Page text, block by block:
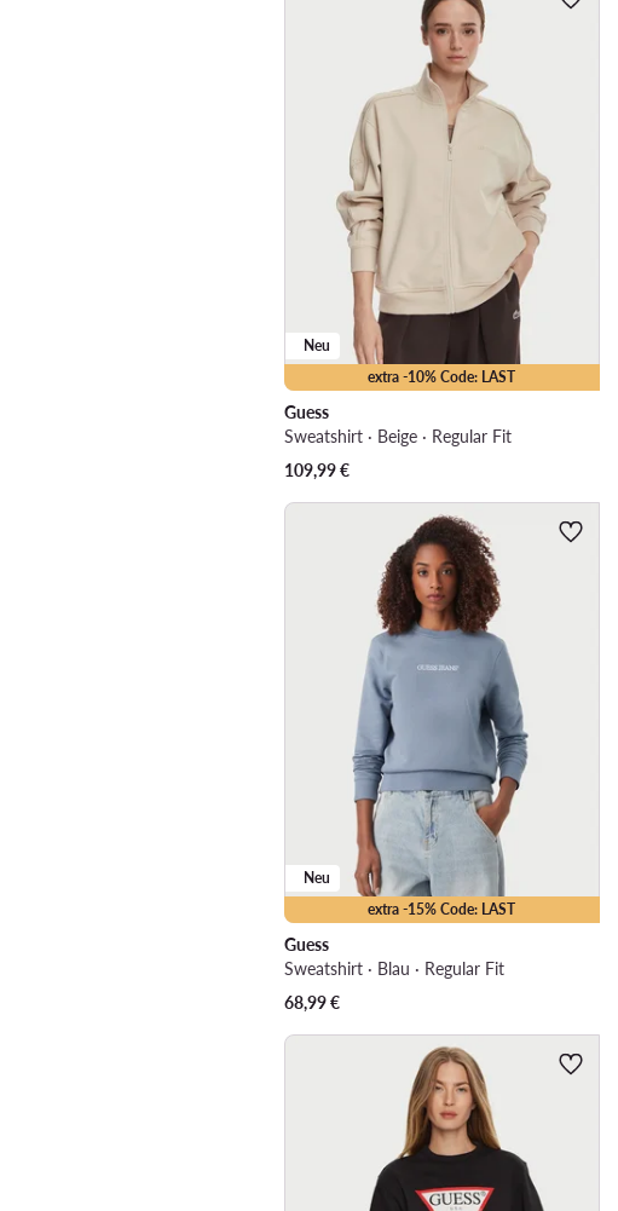
extra -10% Code: LAST
Neu
Guess
Sweatshirt · Beige · Regular Fit
109,99€
extra -15% Code: LAST
Neu
Guess
Sweatshirt · Blau · Regular Fit
68,99€